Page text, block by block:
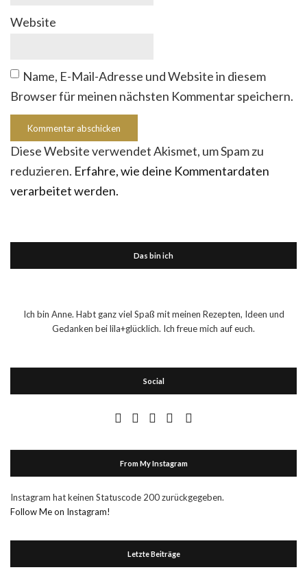
Website
Name, E-Mail-Adresse und Website in diesem
Browser für meinen nächsten Kommentar speichern.
Diese Website verwendet Akismet, um Spam zu
reduzieren. Erfahre, wie deine Kommentardaten
verarbeitet werden.
Das bin ich
Ich bin Anne. Habt ganz viel Spaß mit meinen Rezepten, Ideen und
Gedanken bei lila+glücklich. Ich freue mich auf euch.
Social
From My Instagram
Instagram hat keinen Statuscode 200 zurückgegeben.
Follow Me on Instagram!
Letzte Beiträge